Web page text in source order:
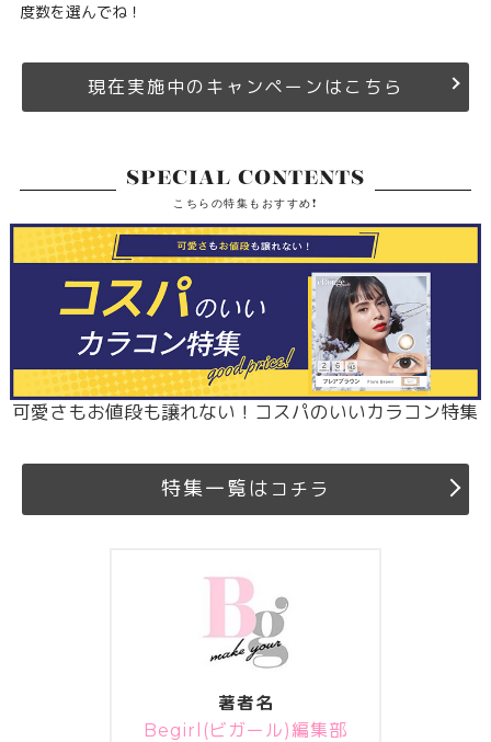
度数を選んでね！
現在実施中のキャンペーンはこちら
SPECIAL CONTENTS
こちらの特集もおすすめ!
可愛さもお値段も譲れない！コスパのいいカラコン特集
特集一覧は コチラ
著者名
Begirl(ビガール)編集部